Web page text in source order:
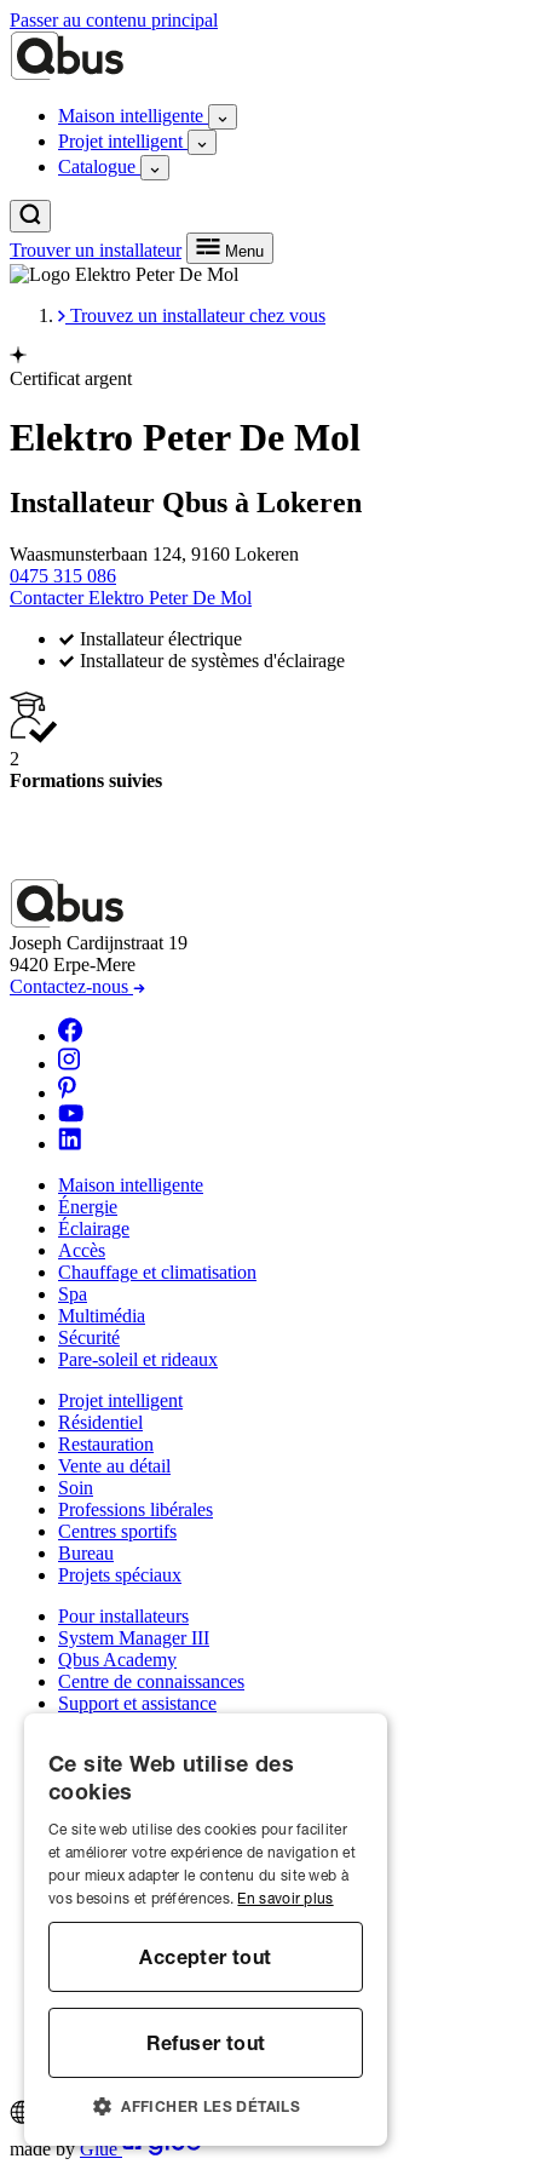
Passer au contenu principal
Maison intelligente
Projet intelligent
Catalogue
Trouver un installateur Menu
Trouvez un installateur chez vous
Certificat argent
Elektro Peter De Mol
Installateur Qbus à Lokeren
Waasmunsterbaan 124, 9160 Lokeren
0475 315 086
Contacter Elektro Peter De Mol
Installateur électrique
Installateur de systèmes d'éclairage
2
Formations suivies
Joseph Cardijnstraat 19
9420 Erpe-Mere
Contactez-nous
Maison intelligente
Énergie
Éclairage
Accès
Chauffage et climatisation
Spa
Multimédia
Sécurité
Pare-soleil et rideaux
Projet intelligent
Résidentiel
Restauration
Vente au détail
Soin
Professions libérales
Centres sportifs
Bureau
Projets spéciaux
Pour installateurs
System Manager III
Qbus Academy
Centre de connaissances
Support et assistance
Devenez installateur
Qbus et écoles
Réalisations
Actualités
Emplois
Contact
Garantie
Politique de confidentialité
made by Glue
Ce site Web utilise des
cookies
Ce site web utilise des cookies pour faciliter
et améliorer votre expérience de navigation et
pour mieux adapter le contenu du site web à
vos besoins et préférences. En savoir plus
Accepter tout
Refuser tout
AFFICHER LES DÉTAILS